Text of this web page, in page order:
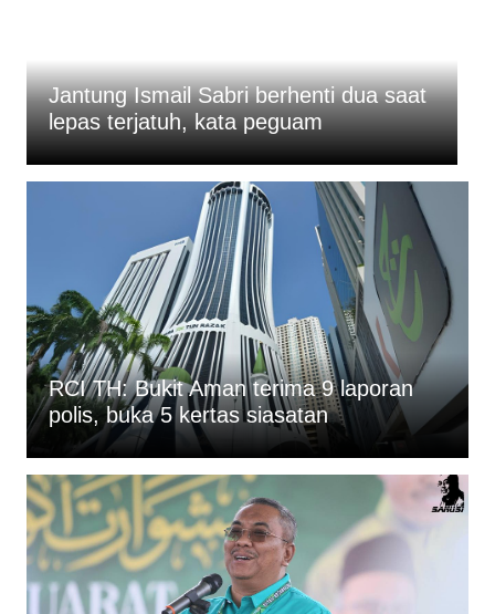
sekarang? Jika kes sebesar ini pun
dilengahkan, berapa banyak lagi kes
disorok bawah karpet” – PAS
RCI TH: Bukit Aman terima 9 laporan
polis, buka 5 kertas siasatan